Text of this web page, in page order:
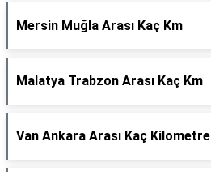
Mersin Muğla Arası Kaç Km
Malatya Trabzon Arası Kaç Km
Van Ankara Arası Kaç Kilometre